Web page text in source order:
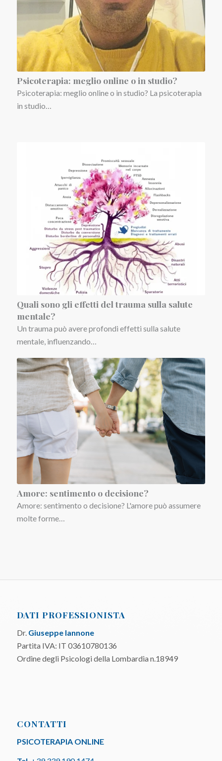
Psicoterapia: meglio online o in studio?
Psicoterapia: meglio online o in studio? La psicoterapia
in studio…
Quali sono gli effetti del trauma sulla salute
mentale?
Un trauma può avere profondi effetti sulla salute
mentale, influenzando…
Amore: sentimento o decisione?
Amore: sentimento o decisione? L'amore può assumere
molte forme…
DATI PROFESSIONISTA
Dr. Giuseppe Iannone
Partita IVA: IT 03610780136
Ordine degli Psicologi della Lombardia n.18949
CONTATTI
PSICOTERAPIA ONLINE